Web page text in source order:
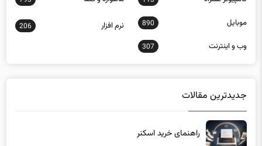
موبايل 890 نرم افزار 206
وب و اينترنت 307
جدیدترین مقالات
راهنمای خرید اسکنر